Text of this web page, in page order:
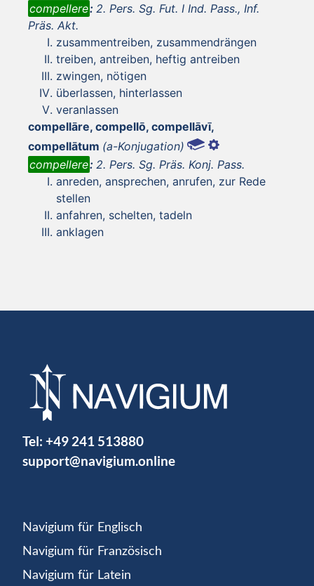
compellere: 2. Pers. Sg. Fut. I Ind. Pass., Inf.
Präs. Akt.
zusammentreiben, zusammendrängen
treiben, antreiben, heftig antreiben
zwingen, nötigen
überlassen, hinterlassen
veranlassen
compellāre, compellō, compellāvī,
compellātum (a-Konjugation)
compellere: 2. Pers. Sg. Präs. Konj. Pass.
anreden, ansprechen, anrufen, zur Rede
stellen
anfahren, schelten, tadeln
anklagen
Tel: +49 241 513880
support@navigium.online
Navigium für Englisch
Navigium für Französisch
Navigium für Latein